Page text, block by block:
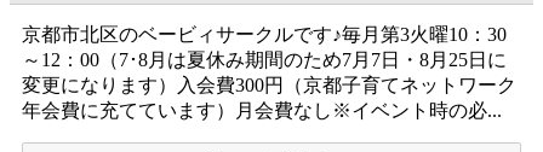
京都市北区のベービィサークルです♪毎月第3火曜10：30
～12：00（7･8月は夏休み期間のため7月7日・8月25日に
変更になります）入会費300円（京都子育てネットワーク
年会費に充てています）月会費なし※イベント時の必...